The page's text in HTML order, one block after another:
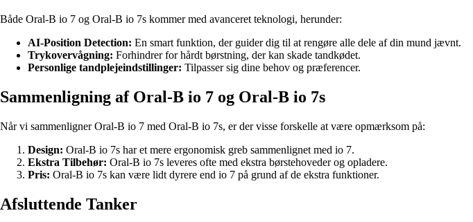
Både Oral-B io 7 og Oral-B io 7s kommer med avanceret teknologi, herunder:
AI-Position Detection: En smart funktion, der guider dig til at rengøre alle dele af din mund jævnt.
Trykovervågning: Forhindrer for hårdt børstning, der kan skade tandkødet.
Personlige tandplejeindstillinger: Tilpasser sig dine behov og præferencer.
Sammenligning af Oral-B io 7 og Oral-B io 7s
Når vi sammenligner Oral-B io 7 med Oral-B io 7s, er der visse forskelle at være opmærksom på:
Design: Oral-B io 7s har et mere ergonomisk greb sammenlignet med io 7.
Ekstra Tilbehør: Oral-B io 7s leveres ofte med ekstra børstehoveder og opladere.
Pris: Oral-B io 7s kan være lidt dyrere end io 7 på grund af de ekstra funktioner.
Afsluttende Tanker